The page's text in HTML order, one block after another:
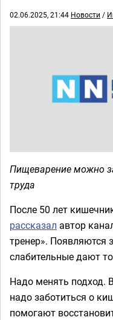
02.06.2025, 21:44 Новости /
Пищеварение можно
труда
После 50 лет
рассказал автор
тренер». Появляются
слабительные дают
Надо менять подход.
надо заботиться о
помогают